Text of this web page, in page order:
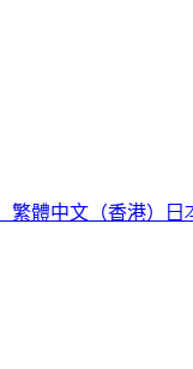
繁體中文（香港） 日